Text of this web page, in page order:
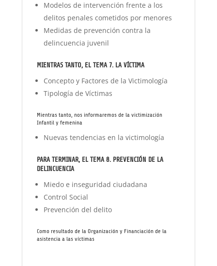
Modelos de intervención frente a los
delitos penales cometidos por menores
Medidas de prevención contra la
delincuencia juvenil
MIENTRAS TANTO, EL TEMA 7. LA VÍCTIMA
Concepto y Factores de la Victimología
Tipología de Víctimas
Mientras tanto, nos informaremos de la victimización
Infantil y femenina
Nuevas tendencias en la victimología
PARA TERMINAR, EL TEMA 8. PREVENCIÓN DE LA
DELINCUENCIA
Miedo e inseguridad ciudadana
Control Social
Prevención del delito
Como resultado de la Organización y Financiación de la
asistencia a las víctimas